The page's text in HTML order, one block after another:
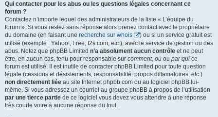
Qui contacter pour les abus ou les questions légales concernant ce
forum ?
Contactez n’importe lequel des administrateurs de la liste « L’équipe du
forum ». Si vous restez sans réponse alors prenez contact avec le propriétaire
du domaine (en faisant une recherche sur whois
) ou si un service gratuit est
utilisé (exemple : Yahoo!, Free, f2s.com, etc.), avec le service de gestion ou des
abus. Notez que phpBB Limited n’a absolument aucun contrôle et ne peut
être, en aucun cas, tenu pour responsable sur comment, où ou par qui ce
forum est utilisé. Il est inutile de contacter phpBB Limited pour toute question
légale (cessions et désistements, responsabilité, propos diffamatoires, etc.)
non directement liée au site Internet phpbb.com ou au logiciel phpBB lui-
même. Si vous adressez un courriel au groupe phpBB à propos de l’utilisation
par une tierce partie de ce logiciel vous devez vous attendre à une réponse
très courte voire à aucune réponse du tout.